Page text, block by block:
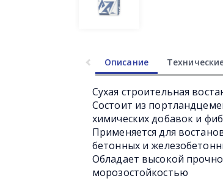
Описание
Сухая строительная
Состоит из
химических добавок и
Применяется для
бетонных и
Обладает высокой
морозостойкостью